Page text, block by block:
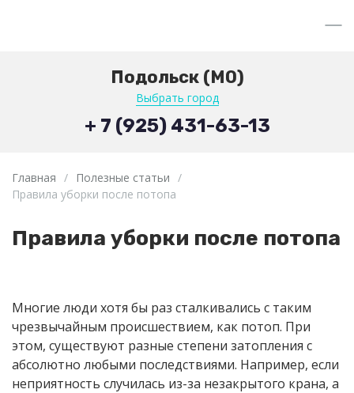
Подольск (МО)
Выбрать город
+ 7 (925) 431-63-13
Главная / Полезные статьи /
Правила уборки после потопа
Правила уборки после потопа
Многие люди хотя бы раз сталкивались с таким
чрезвычайным происшествием, как потоп. При
этом, существуют разные степени затопления с
абсолютно любыми последствиями. Например, если
неприятность случилась из-за незакрытого крана, а